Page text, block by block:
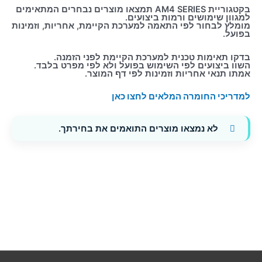
בקטגוריית AM4 SERIES תמצאו מוצרים נבחרים המתאימים
למגוון שימושים ורמות ביצועים.
מומלץ לבחור לפי התאמה למערכת הקיימת, אחריות, וזמינות
בפועל.
בדקו תאימות טכנית למערכת הקיימת לפני הזמנה.
השוו ביצועים לפי השימוש בפועל ולא לפי מפרט בלבד.
אמתו תנאי אחריות וזמינות לפי דף המוצר.
למדריכי החומרה המלאים לחצו כאן
לא נמצאו מוצרים התואמים את בחירתך.